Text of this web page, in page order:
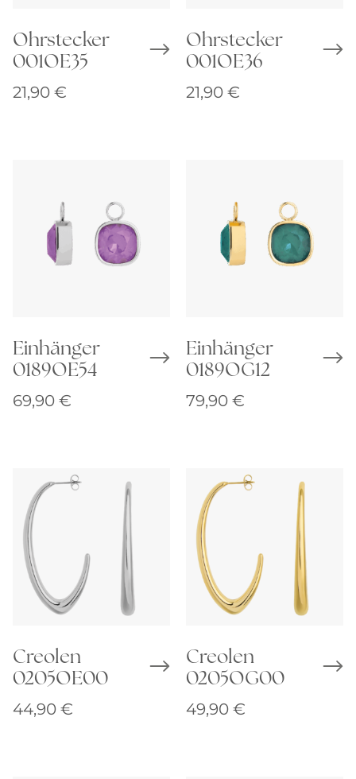
Ohrstecker
001OE35
21,90 €
Ohrstecker
001OE36
21,90 €
Einhänger
0189OE54
69,90 €
Einhänger
0189OG12
79,90 €
Creolen
0205OE00
44,90 €
Creolen
0205OG00
49,90 €